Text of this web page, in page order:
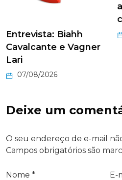
Entrevista: Biahh
Cavalcante e Vagner
Lari
07/08/2026
Deixe um
O seu endereço de e-mail
Campos obrigatórios são
Nome * E-